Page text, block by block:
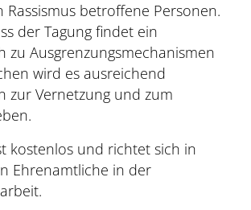
Rassismus betroffene Personen.
der Tagung findet ein
zu Ausgrenzungsmechanismen
wird es ausreichend
zur Vernetzung und zum
kostenlos und richtet sich in
Ehrenamtliche in der